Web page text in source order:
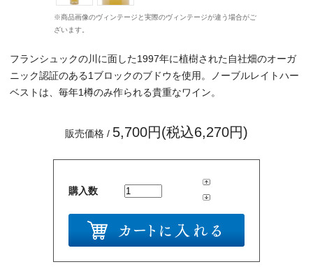
※商品画像のヴィンテージと実際のヴィンテージが違う場合がご
ざいます。
フランシュックの川に面した1997年に植樹された自社畑のオーガ
ニック認証のある1ブロックのブドウを使用。ノーブルレイトハー
ベストは、毎年1樽のみ作られる貴重なワイン。
販売価格 / 5,700円(税込6,270円)
購入数